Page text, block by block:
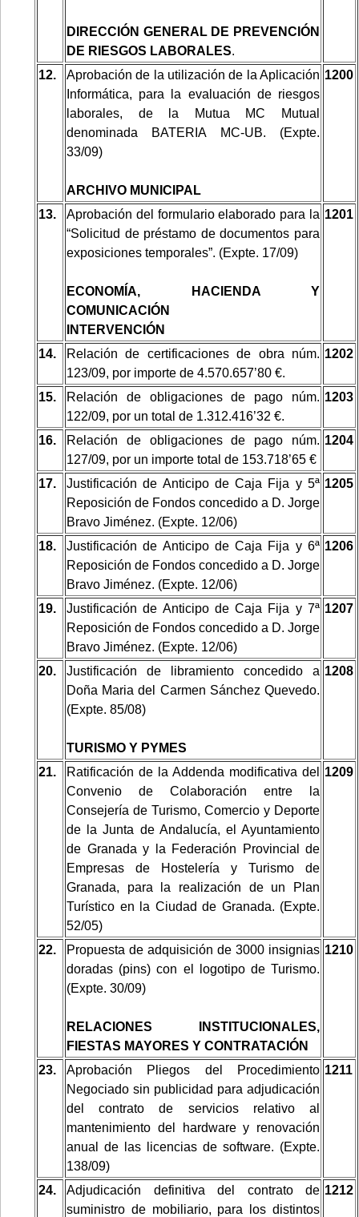
DIRECCIÓN GENERAL DE PREVENCIÓN
DE RIESGOS LABORALES.
12.
Aprobación de la utilización de la Aplicación
Informática, para la evaluación de riesgos
laborales, de la Mutua MC Mutual
denominada BATERIA MC-UB. (Expte.
33/09)
ARCHIVO MUNICIPAL
1200
13.
Aprobación del formulario elaborado para la
“Solicitud de préstamo de documentos para
exposiciones temporales”. (Expte. 17/09)
ECONOMÍA, HACIENDA Y
COMUNICACIÓN
INTERVENCIÓN
1201
14.
Relación de certificaciones de obra núm.
123/09, por importe de 4.570.657’80 €.
1202
15.
Relación de obligaciones de pago núm.
122/09, por un total de 1.312.416’32 €.
1203
16.
Relación de obligaciones de pago núm.
127/09, por un importe total de 153.718’65 €
1204
17.
Justificación de Anticipo de Caja Fija y 5ª
Reposición de Fondos concedido a D. Jorge
Bravo Jiménez. (Expte. 12/06)
1205
18.
Justificación de Anticipo de Caja Fija y 6ª
Reposición de Fondos concedido a D. Jorge
Bravo Jiménez. (Expte. 12/06)
1206
19.
Justificación de Anticipo de Caja Fija y 7ª
Reposición de Fondos concedido a D. Jorge
Bravo Jiménez. (Expte. 12/06)
1207
20.
Justificación de libramiento concedido a
Doña Maria del Carmen Sánchez Quevedo.
(Expte. 85/08)
TURISMO Y PYMES
1208
21.
Ratificación de la Addenda modificativa del
Convenio de Colaboración entre la
Consejería de Turismo, Comercio y Deporte
de la Junta de Andalucía, el Ayuntamiento
de Granada y la Federación Provincial de
Empresas de Hostelería y Turismo de
Granada, para la realización de un Plan
Turístico en la Ciudad de Granada. (Expte.
52/05)
1209
22.
Propuesta de adquisición de 3000 insignias
doradas (pins) con el logotipo de Turismo.
(Expte. 30/09)
RELACIONES INSTITUCIONALES,
FIESTAS MAYORES Y CONTRATACIÓN
1210
23.
Aprobación Pliegos del Procedimiento
Negociado sin publicidad para adjudicación
del contrato de servicios relativo al
mantenimiento del hardware y renovación
anual de las licencias de software. (Expte.
138/09)
1211
24.
Adjudicación definitiva del contrato de
suministro de mobiliario, para los distintos
1212